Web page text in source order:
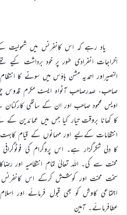
یاد رہے کہ اس کانفرنس میں شمولیت
اخراجات انفرادی طور پر خود برداشت کیے
النصیراور احمدیہ مشن ہاؤس میں سونے کا
صاحب، صدرصاحب آٹواہ ایسٹ مکرم قدوس
اویس محمود صاحب اور ان کے ساتھی
کا کھانا بروقت تیار کیا جس میں عمائدین
انتظامات کےلیے اور مہمانوں کے قیام
کا دِلی شکرگزار ہے۔ اس پروگرام کی
محنت سے کی۔ اللہ تعالیٰ تمام انتظامیہ اور
سخت محنت اور کوشش کرکے اس کانفرنس کا
اجتماعی کاوش کو بھی قبول فرمائے اور
عطافرمائے۔ آمین